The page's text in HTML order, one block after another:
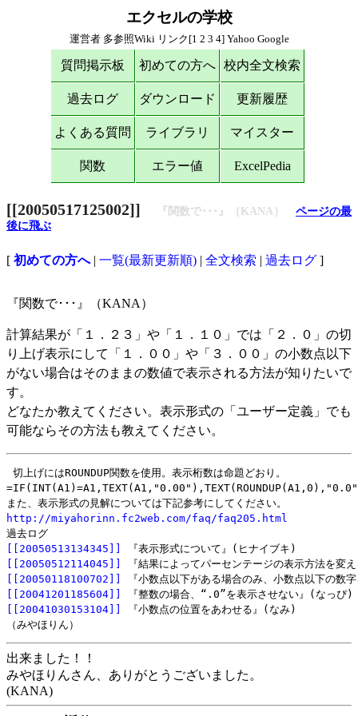
エクセルの学校
運営者 多参照Wiki リンク[1 2 3 4] Yahoo Google
質問掲示板 初めての方へ 校内全文検索
過去ログ ダウンロード 更新履歴
よくある質問 ライブラリ マイスター
関数 エラー値 ExcelPedia
[[20050517125002]] 『関数で･･･』（KANA） ページの最
後に飛ぶ
[ 初めての方へ| 一覧(最新更新順) | 全文検索 | 過去ログ ]
『関数で･･･』（KANA）
計算結果が「１．２３」や「１．１０」では「２．０」の切
り上げ表示にして「１．００」や「３．００」の小数点以下
がない場合はそのままの数値で表示される方法が知りたいで
す。
どなたか教えてください。表示形式の「ユーザー定義」でも
可能ならその方法も教えてください。
切上げにはROUNDUP関数を使用。表示桁数は命題どおり。
http://miyahorinn.fc2web.com/faq/faq205.html
[[20050513134345]]
[[20050512114045]]
[[20050118100702]]
[[20041201185604]]
[[20041030153104]]
『小数点の位置をあわせる』(なみ)
出来ました！！
みやほりんさん、ありがとうございました。
(KANA)